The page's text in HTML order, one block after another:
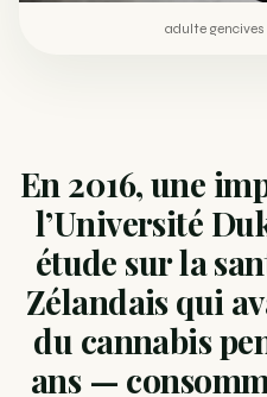
adulte
En 2016, une
l’Université
étude sur la
Zélandais qui
du cannabis
ans —